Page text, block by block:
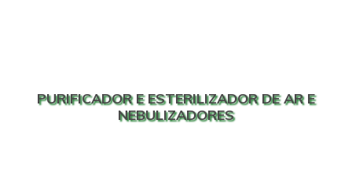
PURIFICADOR E ESTERILIZADOR DE AR E
NEBULIZADORES